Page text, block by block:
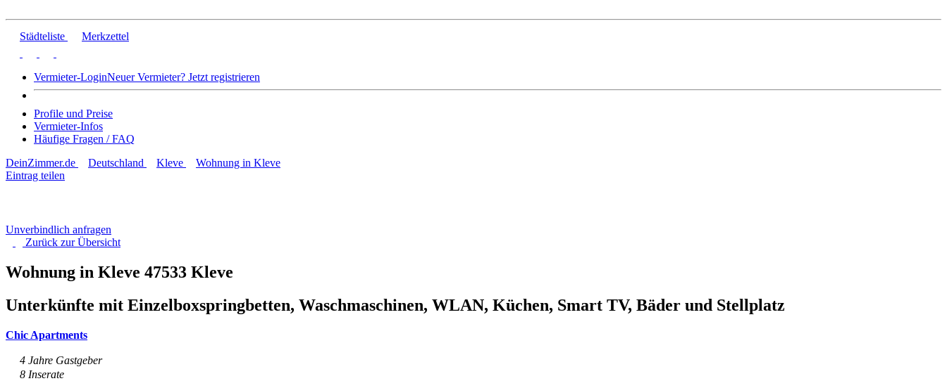
Städteliste Merkzettel
Vermieter-LoginNeuer Vermieter? Jetzt registrieren
Profile und Preise
Vermieter-Infos
Häufige Fragen / FAQ
DeinZimmer.de
Deutschland Kleve
Wohnung in Kleve
Eintrag teilen
Unverbindlich anfragen
Zurück zurÜbersicht
Wohnung in Kleve 47533 Kleve
Unterkünfte mit Einzelboxspringbetten, Waschmaschinen, WLAN, Küchen, Smart TV, Bäder und Stellplatz
Chic Apartments
4 Jahre Gastgeber
8 Inserate